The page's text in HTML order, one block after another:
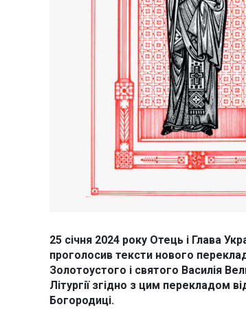
25 січня 2024 року Отець і Глава
проголосив тексти нового
Золотоустого і святого Василія
Літургії згідно з цим перекладом
Богородиці.